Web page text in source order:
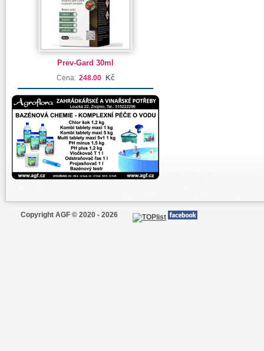
Prev-Gard 30ml
Cena: 248.00 Kč
Copyright AGF © 2020 - 2026